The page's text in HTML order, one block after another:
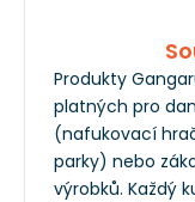
Produkty
platných pro
(nafukovací
parky) nebo
výrobků. Každý